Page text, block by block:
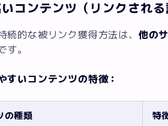
コンテンツ（リンクされる
続的な被リンク獲得方法は、 他の
す。
すいコンテンツの特徴：
の種類 特